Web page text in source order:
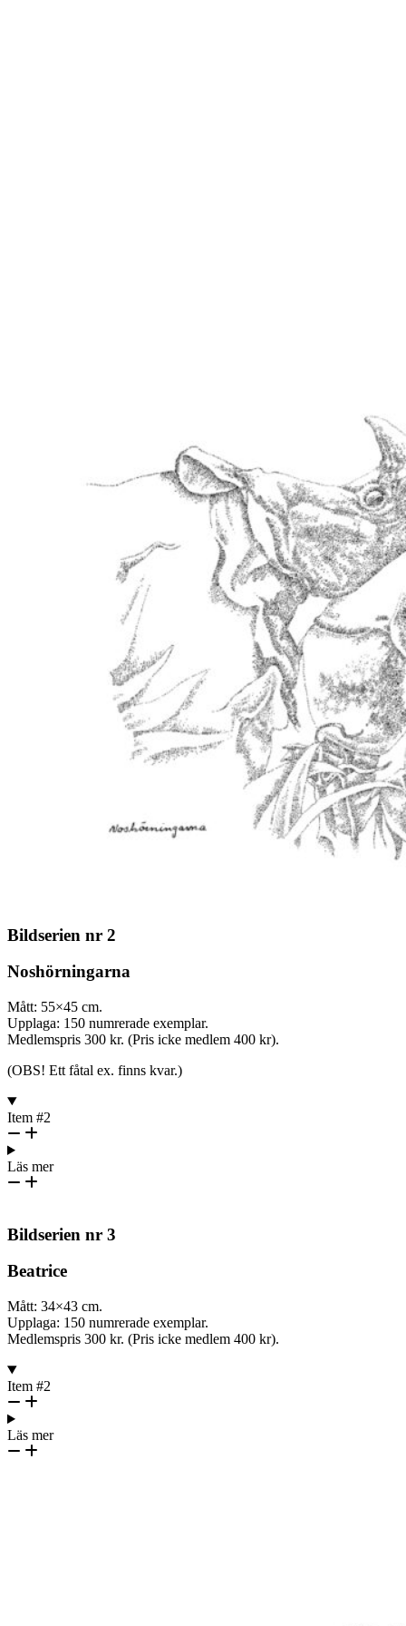
Bildserien nr 2
Noshörningarna
Mått: 55×45 cm.
Upplaga: 150 numrerade exemplar.
Medlemspris 300 kr. (Pris icke medlem 400 kr).
(OBS! Ett fåtal ex. finns kvar.)
Item #2
Läs mer
Bildserien nr 3
Beatrice
Mått: 34×43 cm.
Upplaga: 150 numrerade exemplar.
Medlemspris 300 kr. (Pris icke medlem 400 kr).
Item #2
Läs mer